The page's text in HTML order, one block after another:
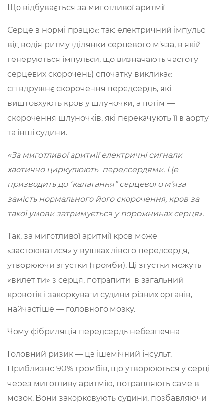
Що відбувається за миготливої аритмії
Серце в нормі працює так: електричний імпульс
від водія ритму (ділянки серцевого м'яза, в якій
генеруються імпульси, що визначають частоту
серцевих скорочень) спочатку викликає
співдружнє скорочення передсердь, які
виштовхують кров у шлуночки, а потім —
скорочення шлуночків, які перекачують її в аорту
та інші судини.
«За миготливої аритмії електричні сигнали
хаотично циркулюють передсердями. Це
призводить до “калатання” серцевого м’яза
замість нормального його скорочення, кров за
такої умови затримується у порожнинах серця».
Так, за миготливої аритмії кров може
«застоюватися» у вушках лівого передсердя,
утворюючи згустки (тромби). Ці згустки можуть
«вилетіти» з серця, потрапити в загальний
кровотік і закоркувати судини різних органів,
найчастіше — головного мозку.
Чому фібриляція передсердь небезпечна
Головний ризик — це ішемічний інсульт.
Приблизно 90% тромбів, що утворюються у серці
через миготливу аритмію, потрапляють саме в
мозок. Вони закорковують судини, позбавляючи